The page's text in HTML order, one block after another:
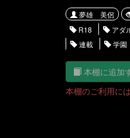
夢雄 美侶
R18
アダ
連載
学園
本棚に追加
本棚のご利用には